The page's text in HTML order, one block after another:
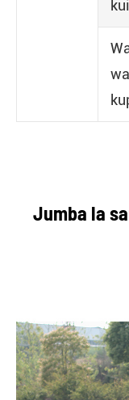
wa
Jumba la